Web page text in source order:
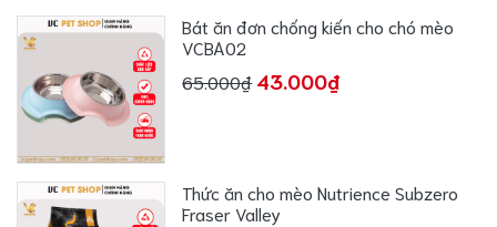
Bát ăn đơn chống kiến cho chó mèo
VCBA02
65.000₫ 43.000₫
Thức ăn cho mèo Nutrience Subzero
Fraser Valley